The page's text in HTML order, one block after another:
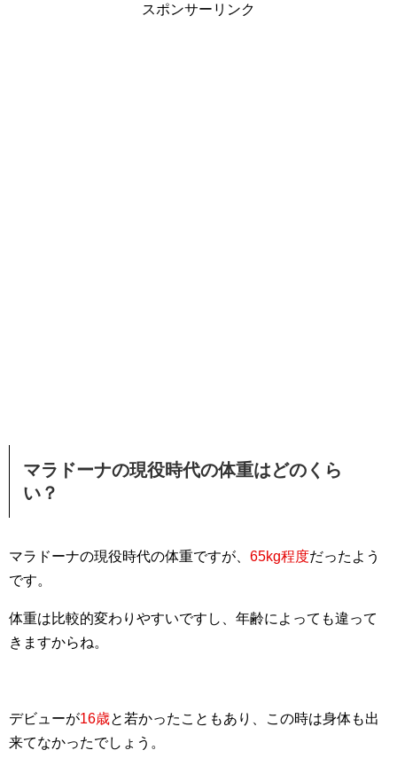
スポンサーリンク
マラドーナの現役時代の体重はどのくら
い？
マラドーナの現役時代の体重ですが、 65kg程度だったよう
です。
体重は比較的変わりやすいですし、年齢によっても違って
きますからね。
デビューが16歳と若かったこともあり、この時は身体も出
来てなかったでしょう。